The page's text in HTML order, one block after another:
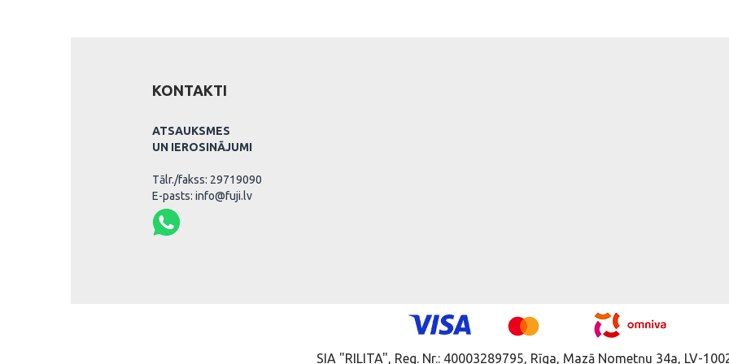
KONTAKTI
ATSAUKSMES
UN IEROSINĀJUMI
Tālr./fakss: 29719090
E-pasts: info@fuji.lv
SIA "RILITA", Reg. Nr.: 40003289795, Rīga, Mazā Nometņu 34a, LV-